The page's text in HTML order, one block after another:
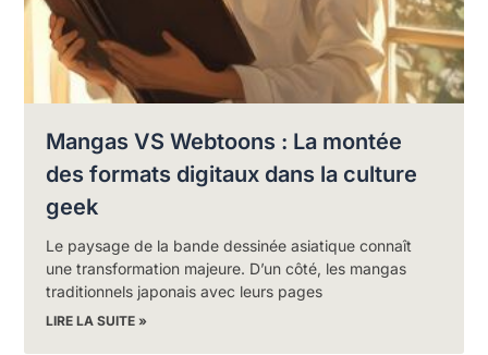
Mangas VS Webtoons : La montée
des formats digitaux dans la culture
geek
Le paysage de la bande dessinée asiatique connaît
une transformation majeure. D’un côté, les mangas
traditionnels japonais avec leurs pages
LIRE LA SUITE »